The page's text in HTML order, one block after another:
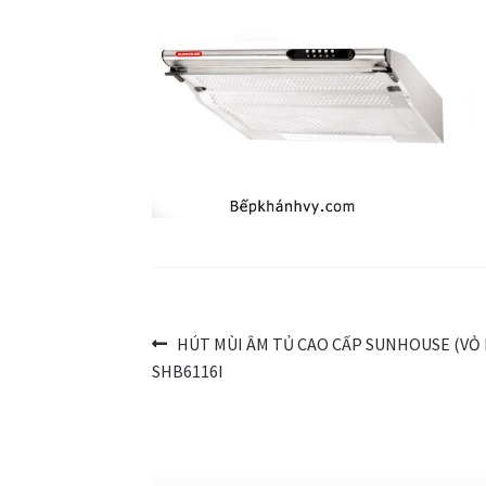
Điều
hướng
Bài
trước:
HÚT MÙI ÂM TỦ CAO CẤP SUNHOUSE (VỎ
SHB6116I